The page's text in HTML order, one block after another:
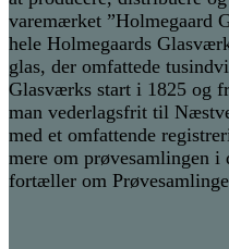
varemærket ”Holmegaard
hele Holmegaards
glas, der omfattede
Glasværks start i 1825 og
man vederlagsfrit til
med et omfattende
mere om prøvesamlingen
fortæller om